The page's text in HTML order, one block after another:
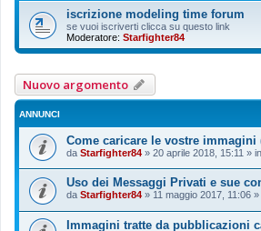
iscrizione modeling time forum
se vuoi iscriverti clicca su questo link
Moderatore: Starfighter84
Nuovo argomento
ANNUNCI
Come caricare le vostre immagini
da Starfighter84 » 20 aprile 2018, 15:11 » in
Uso dei Messaggi Privati e sue
da Starfighter84 » 11 maggio 2017, 11:06 »
Immagini tratte da pubblicazioni